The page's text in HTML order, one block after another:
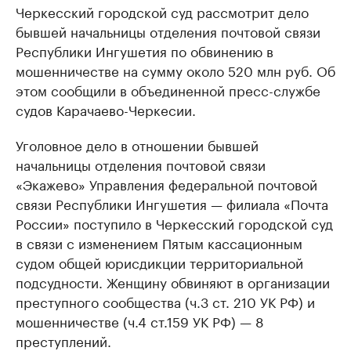
Черкесский городской суд рассмотрит дело
бывшей начальницы отделения почтовой связи
Республики Ингушетия по обвинению в
мошенничестве на сумму около 520 млн руб. Об
этом сообщили в объединенной пресс-службе
судов Карачаево-Черкесии.
Уголовное дело в отношении бывшей
начальницы отделения почтовой связи
«Экажево» Управления федеральной почтовой
связи Республики Ингушетия — филиала «Почта
России» поступило в Черкесский городской суд
в связи с изменением Пятым кассационным
судом общей юрисдикции территориальной
подсудности. Женщину обвиняют в организации
преступного сообщества (ч.3 ст. 210 УК РФ) и
мошенничестве (ч.4 ст.159 УК РФ) — 8
преступлений.